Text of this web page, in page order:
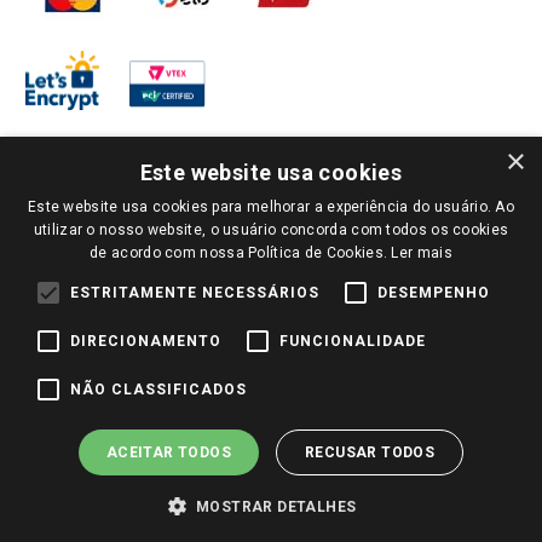
PARA VER OS PREÇOS DA SUA REGIÃO, FAÇA LOGIN E SELECIONE A LOJA DE
SUA PREFERÊNCIA. SOMENTE APÓS O LOGIN, OS PREÇOS DA SUA REGIÃO OU
LOJA SERÃO CARREGADOS.
TODOS OS PREÇOS E CONDIÇÕES COMERCIAIS DESTE SITE SÃO VÁLIDOS APENAS
PARA COMPRAS REALIZADAS NO GIASSI.COM.BR E NA LOJA SELECIONADA
PREÇOS PARA AS VENDAS ONLINE DIVULGADOS NO SITE PREVALECEM ANTE
COMUNICAÇÃO E SITES DE BUSCAS.
2022 COPYRIGHT - GIASSI SUPERMERCADOS. TODOS OS DIREITOS RESERVADOS.
×
Este website usa cookies
Este website usa cookies para melhorar a experiência do usuário. Ao
utilizar o nosso website, o usuário concorda com todos os cookies
de acordo com nossa Política de Cookies. Ler mais
ESTRITAMENTE NECESSÁRIOS DESEMPENHO
DIRECIONAMENTO FUNCIONALIDADE
NÃO CLASSIFICADOS
ACEITAR TODOS RECUSAR TODOS
MOSTRAR DETALHES